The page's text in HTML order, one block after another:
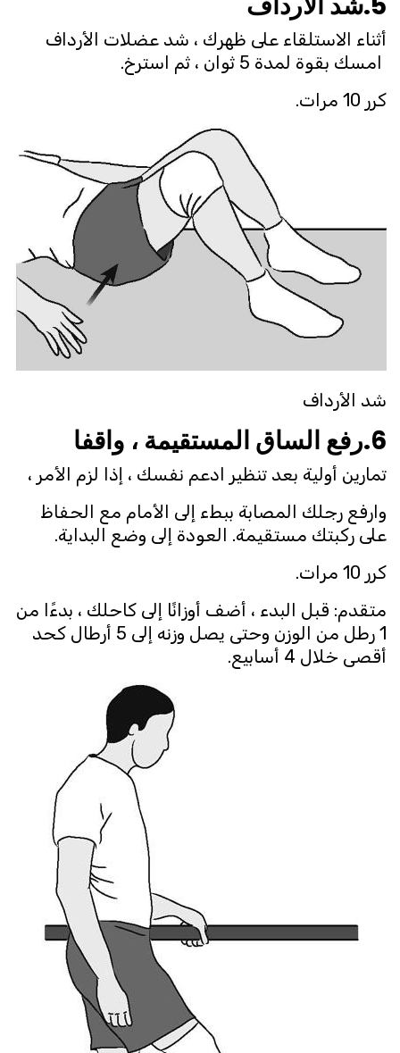
أثناء الاستلقاء على ظهرك ، شد عضلات الأرداف
امسك بقوة لمدة 5 ثوان ، ثم استرخ.
كرر 10 مرات.
شد الأرداف
6.رفع الساق المستقيمة ، واقفا
تمارين أولية بعد تنظير ادعم نفسك ، إذا لزم الأمر ،
وارفع رجلك المصابة ببطء إلى الأمام مع الحفاظ
على ركبتك مستقيمة. العودة إلى وضع البداية.
كرر 10 مرات.
متقدم: قبل البدء ، أضف أوزانًا إلى كاحلك ، بدءًا من
1 رطل من الوزن وحتى يصل وزنه إلى 5 أرطال كحد
أقصى خلال 4 أسابيع.